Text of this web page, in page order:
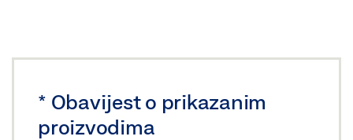
* Obavijest o prikazanim
proizvodima